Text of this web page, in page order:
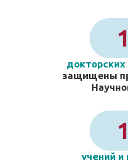
защищены
учений и